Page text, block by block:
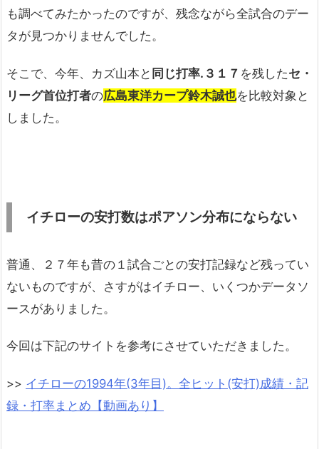
も調べてみたかったのですが、残念ながら全試合のデー
タが見つかりませんでした。
そこで、今年、カズ山本と 同じ打率. ３１７ を残したセ・
リーグ首位打者の広島東洋カープ鈴木誠也を比較対象と
しました。
イチローの安打数はポアソン分布にならない
普通、２７年も昔の１試合ごとの安打記録など残ってい
ないものですが、さすがはイチロー、いくつかデータソ
ースがありました。
今回は下記のサイトを参考にさせていただきました。
>> イチローの1994年(3年目)。全ヒット(安打)成績・記
録・打率まとめ【動画あり】